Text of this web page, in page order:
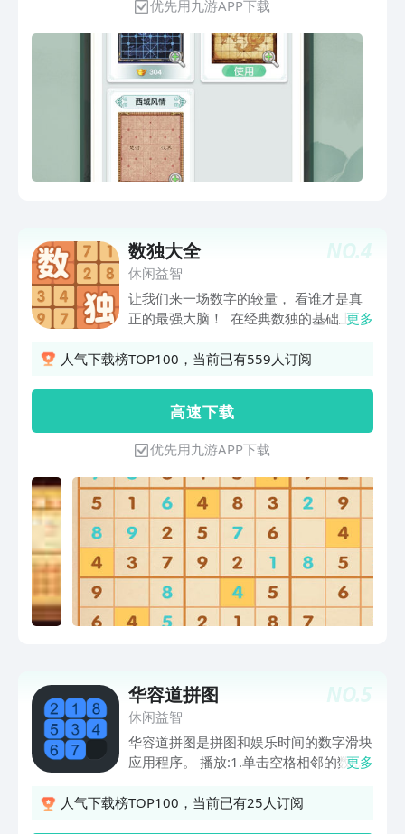
望的。优先用九游APP下载
NO.4
数独大全
休闲益智
让我们来一场数字的较量， 看谁才是真
正的最强大脑！ 在经典数独的基础上，
等独特玩法， 精心设计的关卡让你在享
可以轻松上手！ 让大脑运转起来吧，别
让它日复一日的生锈啦！ 循循渐进的关
卡难度，更能对大脑功能的巩固与强化提
供帮助！ 还在等什么，防止智力衰退就
从点击下载开始！
更多
人气下载榜TOP100，当前已有559人订阅
高 速 下 载
优先用九游APP下载
NO.5
华容道拼图
休闲益智
华容道拼图是拼图和娱乐时间的数字滑块
应用程序。 播放:1.单击空格相邻的数
空格相同的行或列中的任何数字，该数字
更多
人气下载榜TOP100，当前已有25人订阅